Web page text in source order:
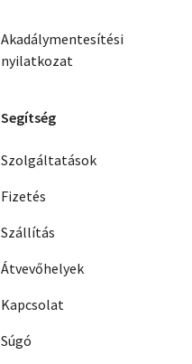
Akadálymentesítési
nyilatkozat
Segítség
Szolgáltatások
Fizetés
Szállítás
Átvevőhelyek
Kapcsolat
Súgó